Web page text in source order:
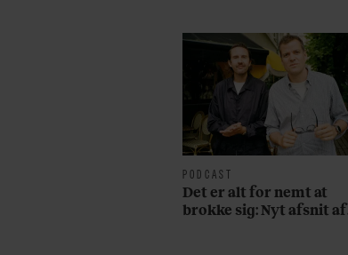
PODCAST
Det er alt for nemt at
brokke sig: Nyt afsnit af